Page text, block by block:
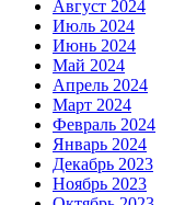
Август 2024
Июль 2024
Июнь 2024
Май 2024
Апрель 2024
Март 2024
Февраль 2024
Январь 2024
Декабрь 2023
Ноябрь 2023